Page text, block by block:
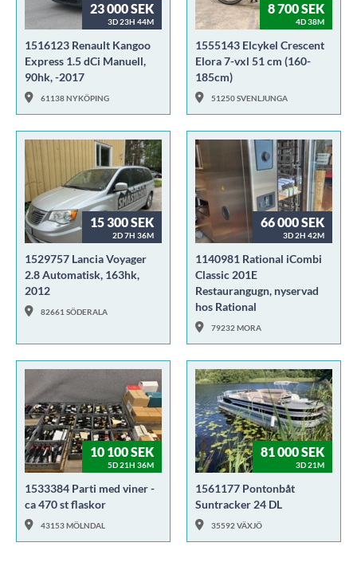
23 000 SEK
3D 23H 44M
1516123 Renault Kangoo
Express 1.5 dCi Manuell,
90hk, -2017
61138 NYKÖPING
8 700 SEK
4D 38M
1555143 Elcykel Crescent
Elora 7-vxl 51 cm (160-
185cm)
51250 SVENLJUNGA
15 300 SEK
2D 7H 36M
1529757 Lancia Voyager
2.8 Automatisk, 163hk,
2012
82661 SÖDERALA
66 000 SEK
3D 2H 42M
1140981 Rational iCombi
Classic 201E
Restaurangugn, nyservad
hos Rational
79232 MORA
10 100 SEK
5D 21H 36M
1533384 Parti med viner -
ca 470 st flaskor
43153 MÖLNDAL
81 000 SEK
3D 21M
1561177 Pontonbåt
Suntracker 24 DL
35592 VÄXJÖ